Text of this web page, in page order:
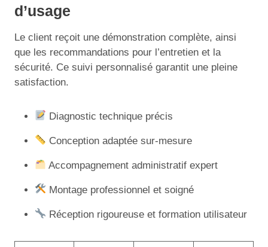
d’usage
Le client reçoit une démonstration complète, ainsi
que les recommandations pour l’entretien et la
sécurité. Ce suivi personnalisé garantit une pleine
satisfaction.
Diagnostic technique précis
Conception adaptée sur-mesure
Accompagnement administratif expert
Montage professionnel et soigné
Réception rigoureuse et formation utilisateur